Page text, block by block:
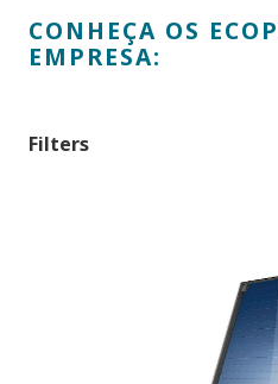
CONHEÇA OS
EMPRESA:
Filters